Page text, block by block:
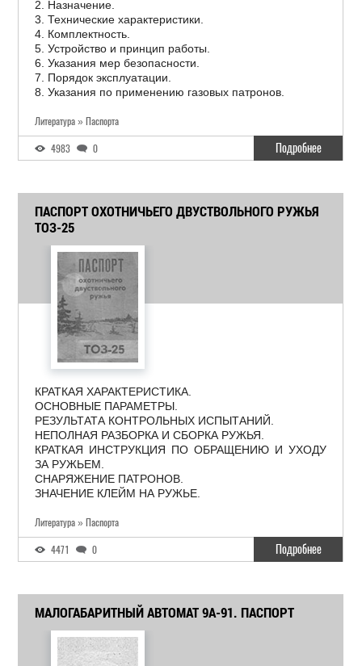
2. Назначение.
3. Технические характеристики.
4. Комплектность.
5. Устройство и принцип работы.
6. Указания мер безопасности.
7. Порядок эксплуатации.
8. Указания по применению газовых патронов.
Литература » Паспорта
4983 0 Подробнее
ПАСПОРТ ОХОТНИЧЬЕГО ДВУСТВОЛЬНОГО РУЖЬЯ
ТОЗ-25
КРАТКАЯ ХАРАКТЕРИСТИКА.
ОСНОВНЫЕ ПАРАМЕТРЫ.
РЕЗУЛЬТАТА КОНТРОЛЬНЫХ ИСПЫТАНИЙ.
НЕПОЛНАЯ РАЗБОРКА И СБОРКА РУЖЬЯ.
КРАТКАЯ ИНСТРУКЦИЯ ПО ОБРАЩЕНИЮ И УХОДУ
ЗА РУЖЬЕМ.
СНАРЯЖЕНИЕ ПАТРОНОВ.
ЗНАЧЕНИЕ КЛЕЙМ НА РУЖЬЕ.
Литература » Паспорта
4471 0 Подробнее
МАЛОГАБАРИТНЫЙ АВТОМАТ 9А-91. ПАСПОРТ